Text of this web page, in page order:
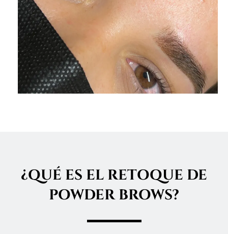
¿QUÉ ES EL RETOQUE DE
POWDER BROWS?